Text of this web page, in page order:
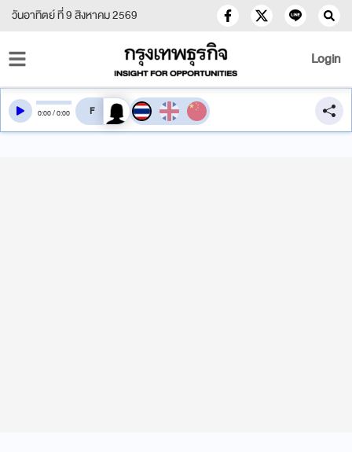
วันอาทิตย์ ที่ 9 สิงหาคม 2569
Login
0:00/0:00 สลับเสียงอ่าน